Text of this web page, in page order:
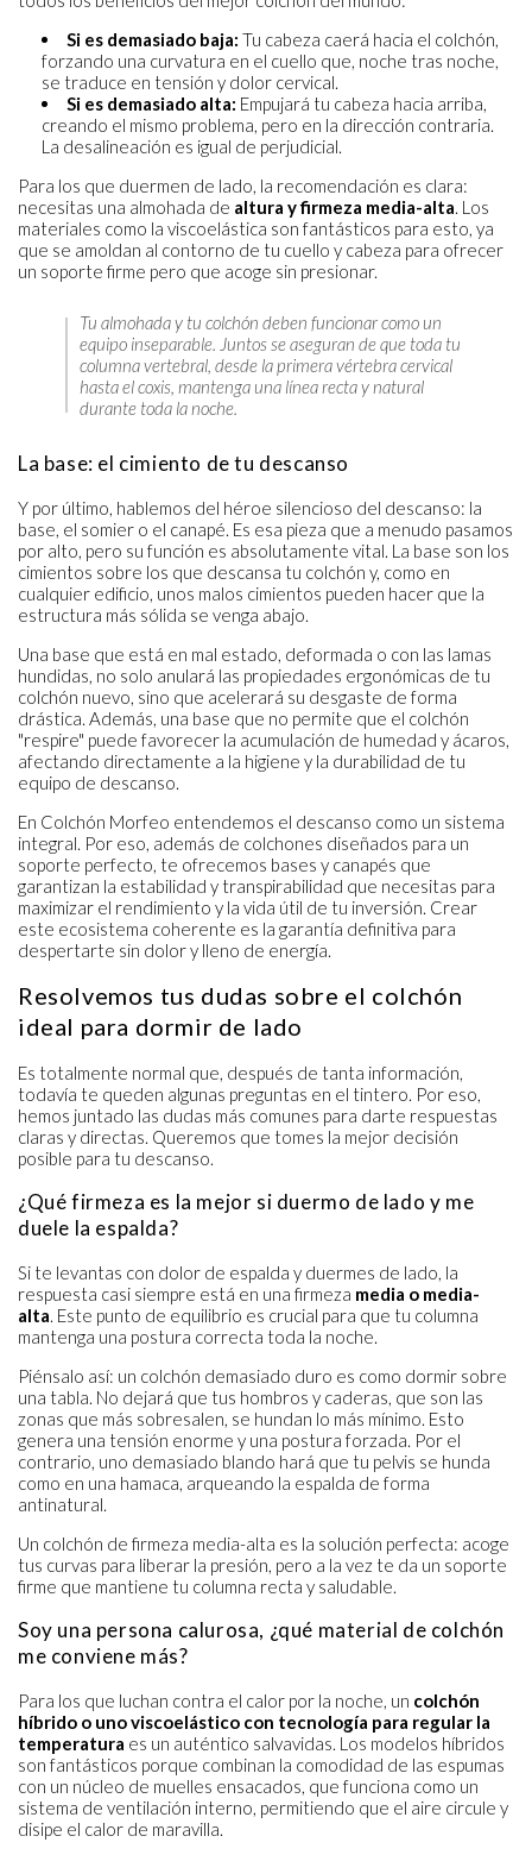
Si es demasiado baja: Tu cabeza caerá hacia el colchón,
forzando una curvatura en el cuello que, noche tras noche,
se traduce en tensión y dolor cervical.
Si es demasiado alta: Empujará tu cabeza hacia arriba,
creando el mismo problema, pero en la dirección contraria.
La desalineación es igual de perjudicial.
Para los que duermen de lado, la recomendación es clara:
necesitas una almohada de altura y firmeza media-alta . Los
materiales como la viscoelástica son fantásticos para esto, ya
que se amoldan al contorno de tu cuello y cabeza para ofrecer
un soporte firme pero que acoge sin presionar.
Tu almohada y tu colchón deben funcionar como un
equipo inseparable. Juntos se aseguran de que toda tu
columna vertebral, desde la primera vértebra cervical
hasta el coxis, mantenga una línea recta y natural
durante toda la noche.
La base: el cimiento de tu descanso
Y por último, hablemos del héroe silencioso del descanso: la
base, el somier o el canapé. Es esa pieza que a menudo pasamos
por alto, pero su función es absolutamente vital. La base son los
cimientos sobre los que descansa tu colchón y, como en
cualquier edificio, unos malos cimientos pueden hacer que la
estructura más sólida se venga abajo.
Una base que está en mal estado, deformada o con las lamas
hundidas, no solo anulará las propiedades ergonómicas de tu
colchón nuevo, sino que acelerará su desgaste de forma
drástica. Además, una base que no permite que el colchón
"respire" puede favorecer la acumulación de humedad y ácaros,
afectando directamente a la higiene y la durabilidad de tu
equipo de descanso.
En Colchón Morfeo entendemos el descanso como un sistema
integral. Por eso, además de colchones diseñados para un
soporte perfecto, te ofrecemos bases y canapés que
garantizan la estabilidad y transpirabilidad que necesitas para
maximizar el rendimiento y la vida útil de tu inversión. Crear
este ecosistema coherente es la garantía definitiva para
despertarte sin dolor y lleno de energía.
Resolvemos tus dudas sobre el colchón
ideal para dormir de lado
Es totalmente normal que, después de tanta información,
todavía te queden algunas preguntas en el tintero. Por eso,
hemos juntado las dudas más comunes para darte respuestas
claras y directas. Queremos que tomes la mejor decisión
posible para tu descanso.
¿Qué firmeza es la mejor si duermo de lado y me
duele la espalda?
Si te levantas con dolor de espalda y duermes de lado, la
respuesta casi siempre está en una firmeza media o media-
alta. Este punto de equilibrio es crucial para que tu columna
mantenga una postura correcta toda la noche.
Piénsalo así: un colchón demasiado duro es como dormir sobre
una tabla. No dejará que tus hombros y caderas, que son las
zonas que más sobresalen, se hundan lo más mínimo. Esto
genera una tensión enorme y una postura forzada. Por el
contrario, uno demasiado blando hará que tu pelvis se hunda
como en una hamaca, arqueando la espalda de forma
antinatural.
Un colchón de firmeza media-alta es la solución perfecta: acoge
tus curvas para liberar la presión, pero a la vez te da un soporte
firme que mantiene tu columna recta y saludable.
Soy una persona calurosa, ¿qué material de colchón
me conviene más?
Para los que luchan contra el calor por la noche, un colchón
híbrido o uno viscoelástico con tecnología para regular la
temperatura es un auténtico salvavidas. Los modelos híbridos
son fantásticos porque combinan la comodidad de las espumas
con un núcleo de muelles ensacados, que funciona como un
sistema de ventilación interno, permitiendo que el aire circule y
disipe el calor de maravilla.